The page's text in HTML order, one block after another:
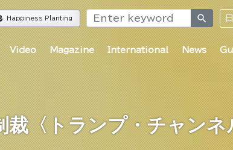
Happiness Planting search
Video Magazine International News
〈トランプ・チャンネ